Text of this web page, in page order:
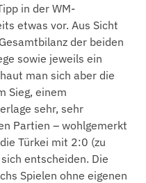
in der WM-
etwas vor. Aus Sicht
der beiden
sowie jeweils ein
man sich aber die
Sieg, einem
sehr, sehr
Partien – wohlgemerkt
Türkei mit 2:0 (zu
entscheiden. Die
Spielen ohne eigenen